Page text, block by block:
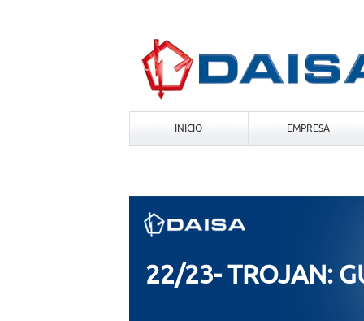
INICIO EMPRESA
22/23- TROJAN: